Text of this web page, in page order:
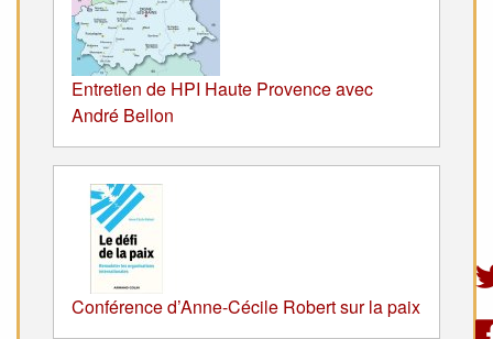
Entretien de HPI Haute Provence avec
André Bellon
Conférence d’Anne-Cécile Robert sur la paix